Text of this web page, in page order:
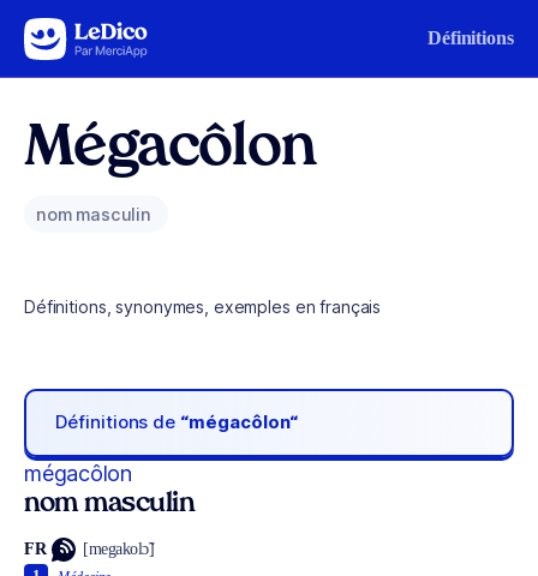
Aller au contenu Définitions
Mégacôlon
nom masculin
Définitions, synonymes, exemples en français
Définitions de “mégacôlon“
mégacôlon
nom masculin
FR [megakolɔ̃]